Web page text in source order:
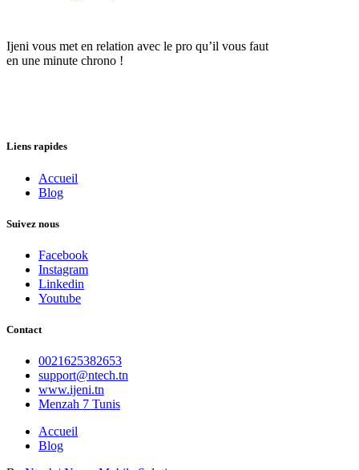
Ijeni vous met en relation avec le pro qu’il vous faut
en une minute chrono !
Liens rapides
Accueil
Blog
Suivez nous
Facebook
Instagram
Linkedin
Youtube
Contact
0021625382653
support@ntech.tn
www.ijeni.tn
Menzah 7 Tunis
Accueil
Blog